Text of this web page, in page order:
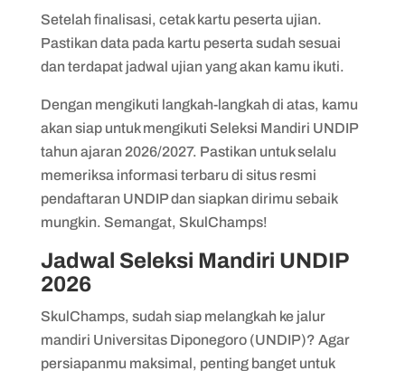
Setelah finalisasi, cetak kartu peserta ujian.
Pastikan data pada kartu peserta sudah sesuai
dan terdapat jadwal ujian yang akan kamu ikuti.
Dengan mengikuti langkah-langkah di atas, kamu
akan siap untuk mengikuti Seleksi Mandiri UNDIP
tahun ajaran 2026/2027. Pastikan untuk selalu
memeriksa informasi terbaru di situs resmi
pendaftaran UNDIP dan siapkan dirimu sebaik
mungkin. Semangat, SkulChamps!
Jadwal Seleksi Mandiri UNDIP
2026
SkulChamps, sudah siap melangkah ke jalur
mandiri Universitas Diponegoro (UNDIP)? Agar
persiapanmu maksimal, penting banget untuk